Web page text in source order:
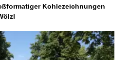
Kohlezeichnungen